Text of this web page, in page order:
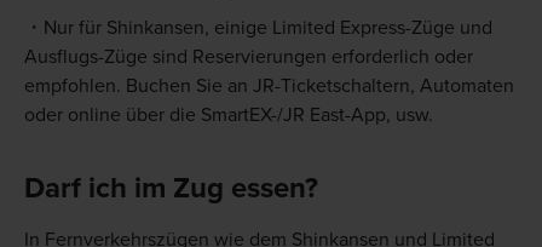
Nur für Shinkansen, einige Limited Express-Züge und
Ausflugs-Züge sind Reservierungen erforderlich oder
empfohlen. Buchen Sie an JR-Ticketschaltern, Automaten
oder online über die SmartEX-/JR East-App, usw.
Darf ich im Zug essen?
In Fernverkehrszügen wie dem Shinkansen und Limited